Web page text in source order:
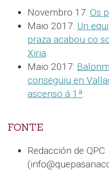
Novembro 17: Os
Maio 2017: Un
praza acabou co
Xiria.
Maio 2017:
conseguiu en
ascenso á 1ª.
FONTE
Redacción de QPC